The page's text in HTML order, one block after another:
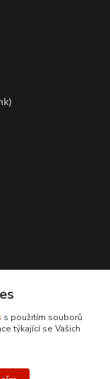
s použitím souborů
týkající se Vašich